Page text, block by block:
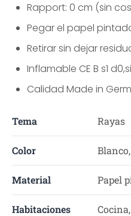
Rapport: 0 cm (sin
Pegar el papel
Retirar sin dejar
Inflamable CE B s1
Calidad Made in
Tema Rayas
Color
Material Papel
Habitaciones